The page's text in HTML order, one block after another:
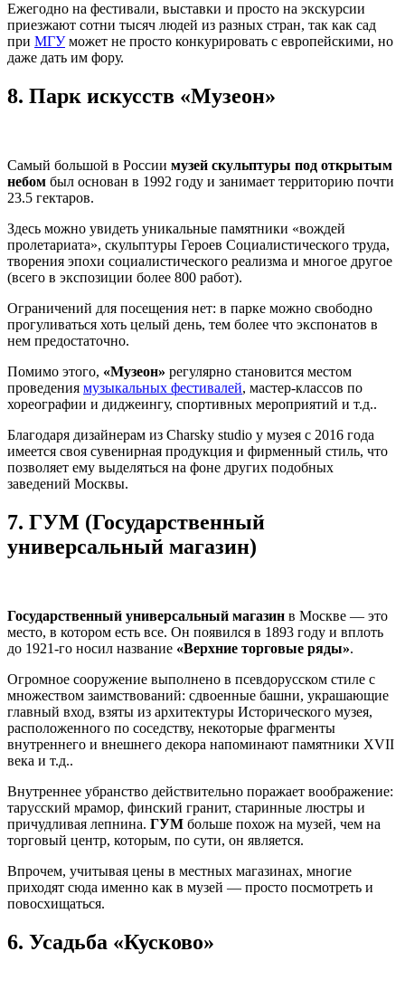
Ежегодно на фестивали, выставки и просто на экскурсии
приезжают сотни тысяч людей из разных стран, так как сад
при МГУможет не просто конкурировать с европейскими, но
даже дать им фору.
8. Парк искусств «Музеон»
Самый большой в России музей скульптуры под открытым
небом был основан в 1992 году и занимает территорию почти
23.5 гектаров.
Здесь можно увидеть уникальные памятники «вождей
пролетариата», скульптуры Героев Социалистического труда,
творения эпохи социалистического реализма и многое другое
(всего в экспозиции более 800 работ).
Ограничений для посещения нет: в парке можно свободно
прогуливаться хоть целый день, тем более что экспонатов в
нем предостаточно.
Помимо этого, «Музеон» регулярно становится местом
проведения музыкальных фестивалей, мастер-классов по
хореографии и диджеингу, спортивных мероприятий и т.д..
Благодаря дизайнерам из Charsky studio у музея с 2016 года
имеется своя сувенирная продукция и фирменный стиль, что
позволяет ему выделяться на фоне других подобных
заведений Москвы.
7. ГУМ (Государственный
универсальный магазин)
Государственный универсальный магазин в Москве — это
место, в котором есть все. Он появился в 1893 году и вплоть
до 1921-го носил название «Верхние торговые ряды».
Огромное сооружение выполнено в псевдорусском стиле с
множеством заимствований: сдвоенные башни, украшающие
главный вход, взяты из архитектуры Исторического музея,
расположенного по соседству, некоторые фрагменты
внутреннего и внешнего декора напоминают памятники XVII
века и т.д..
Внутреннее убранство действительно поражает воображение:
тарусский мрамор, финский гранит, старинные люстры и
причудливая лепнина. ГУМ больше похож на музей, чем на
торговый центр, которым, по сути, он является.
Впрочем, учитывая цены в местных магазинах, многие
приходят сюда именно как в музей — просто посмотреть и
повосхищаться.
6. Усадьба «Кусково»